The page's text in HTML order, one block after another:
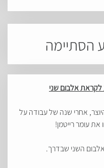
הסתיימה
לקראת אלבום שני
אחרי שנה של עבודה על
את עומר רייטמן!
השני שבדרך.